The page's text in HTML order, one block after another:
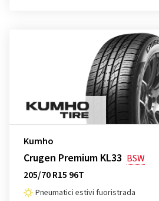
Kumho
Crugen Premium KL33 BSW
205/70 R15 96T
Pneumatici estivi fuoristrada